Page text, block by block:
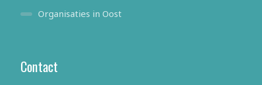
Organisaties in Oost
Contact